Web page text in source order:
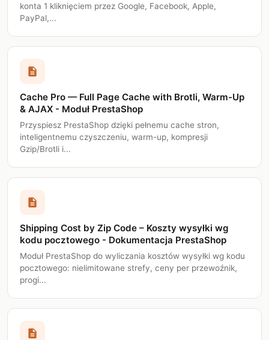
konta 1 kliknięciem przez Google, Facebook, Apple,
PayPal,...
description
Cache Pro — Full Page Cache with Brotli, Warm-Up
& AJAX - Moduł PrestaShop
Przyspiesz PrestaShop dzięki pełnemu cache stron,
inteligentnemu czyszczeniu, warm-up, kompresji
Gzip/Brotli i...
description
Shipping Cost by Zip Code – Koszty wysyłki wg
kodu pocztowego - Dokumentacja PrestaShop
Moduł PrestaShop do wyliczania kosztów wysyłki wg kodu
pocztowego: nielimitowane strefy, ceny per przewoźnik,
progi...
description